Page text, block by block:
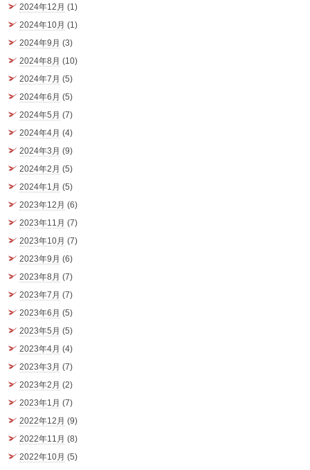
2024年12月 (1)
2024年10月 (1)
2024年9月 (3)
2024年8月 (10)
2024年7月 (5)
2024年6月 (5)
2024年5月 (7)
2024年4月 (4)
2024年3月 (9)
2024年2月 (5)
2024年1月 (5)
2023年12月 (6)
2023年11月 (7)
2023年10月 (7)
2023年9月 (6)
2023年8月 (7)
2023年7月 (7)
2023年6月 (5)
2023年5月 (5)
2023年4月 (4)
2023年3月 (7)
2023年2月 (2)
2023年1月 (7)
2022年12月 (9)
2022年11月 (8)
2022年10月 (5)